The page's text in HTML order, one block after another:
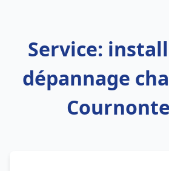
Service:
dépannage